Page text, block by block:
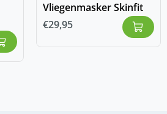
Vliegenmasker Skinfit
€29,95